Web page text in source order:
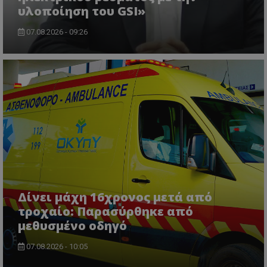
υλοποίηση του GSI»
07.08.2026 - 09:26
Δίνει μάχη 16χρονος μετά από
τροχαίο: Παρασύρθηκε από
μεθυσμένο οδηγό
07.08.2026 - 10:05
ASP.NET_SessionId
Microsoft Corporation
VISITOR_PRIVACY_METADATA
YouTube